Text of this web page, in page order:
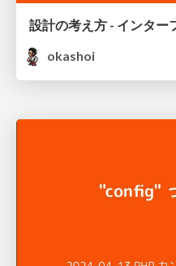
okashoi